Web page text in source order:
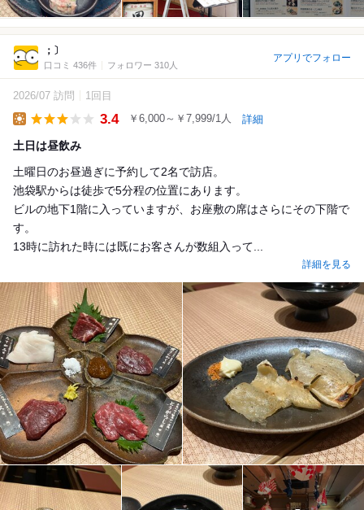
；〕
口コミ 436件 フォロワー 310人
アプリでフォロー
2026/07 訪問 1回目
3.4 ￥6,000～￥7,999/1人 詳細
土日は昼飲み
土曜日のお昼過ぎに予約して2名で訪店。
池袋駅からは徒歩で5分程の位置にあります。
ビルの地下1階に入っていますが、お座敷の席はさらにその下階で
す。
13時に訪れた時には既にお客さんが数組入って...
詳細を見る